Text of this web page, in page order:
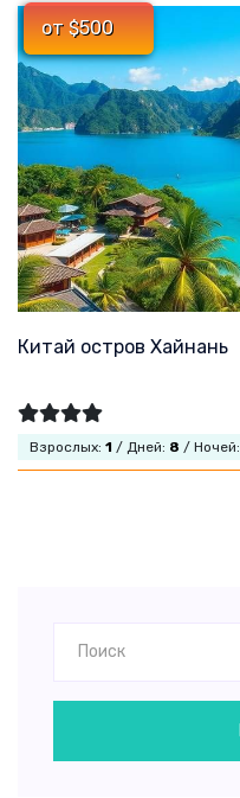
от $500
Китай остров Хайнань
Взрослых: 1 / Дней: 8 / Ночей: